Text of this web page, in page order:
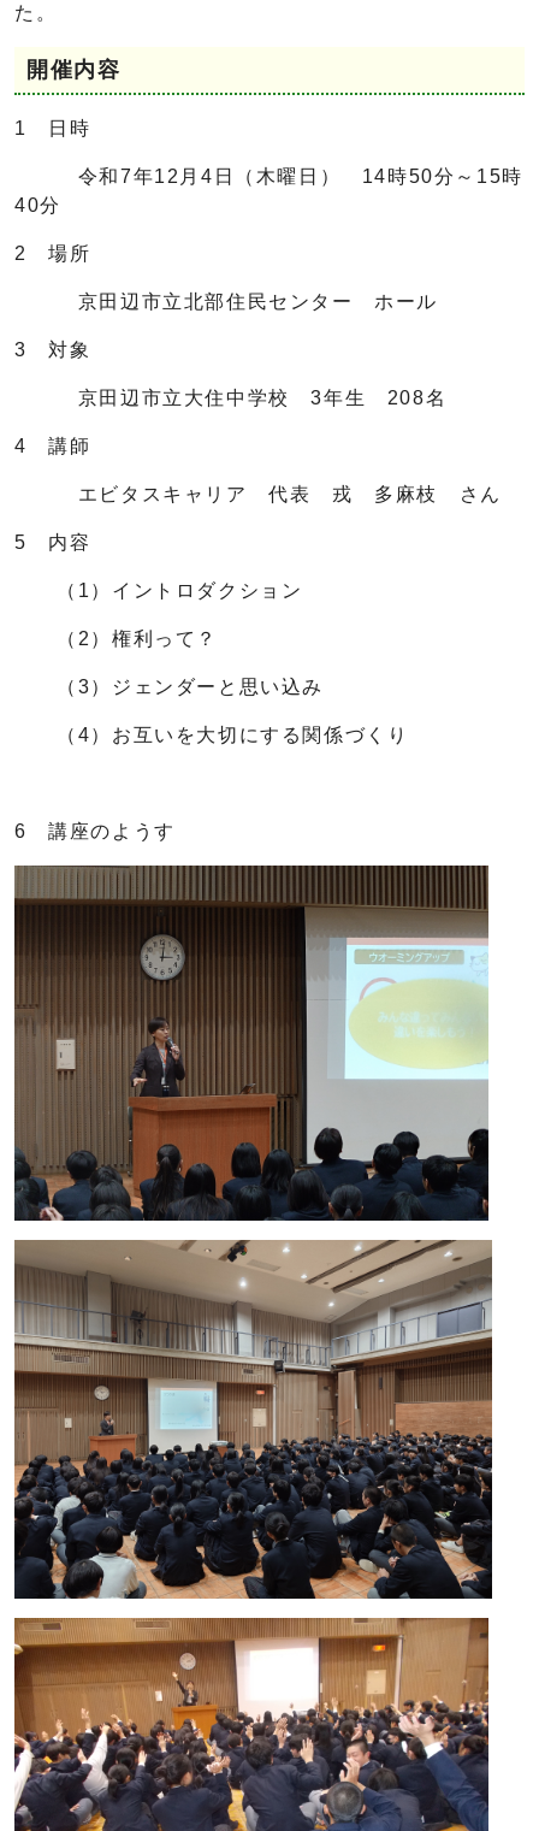
た。
開催内容
1 日時
令和7年12月4日（木曜日） 14時50分～15時
40分
2 場所
京田辺市立北部住民センター ホール
3 対象
京田辺市立大住中学校 3年生 208名
4 講師
エビタスキャリア 代表 戎 多麻枝 さん
5 内容
（1）イントロダクション
（2）権利って？
（3）ジェンダーと思い込み
（4）お互いを大切にする関係づくり
6 講座のようす